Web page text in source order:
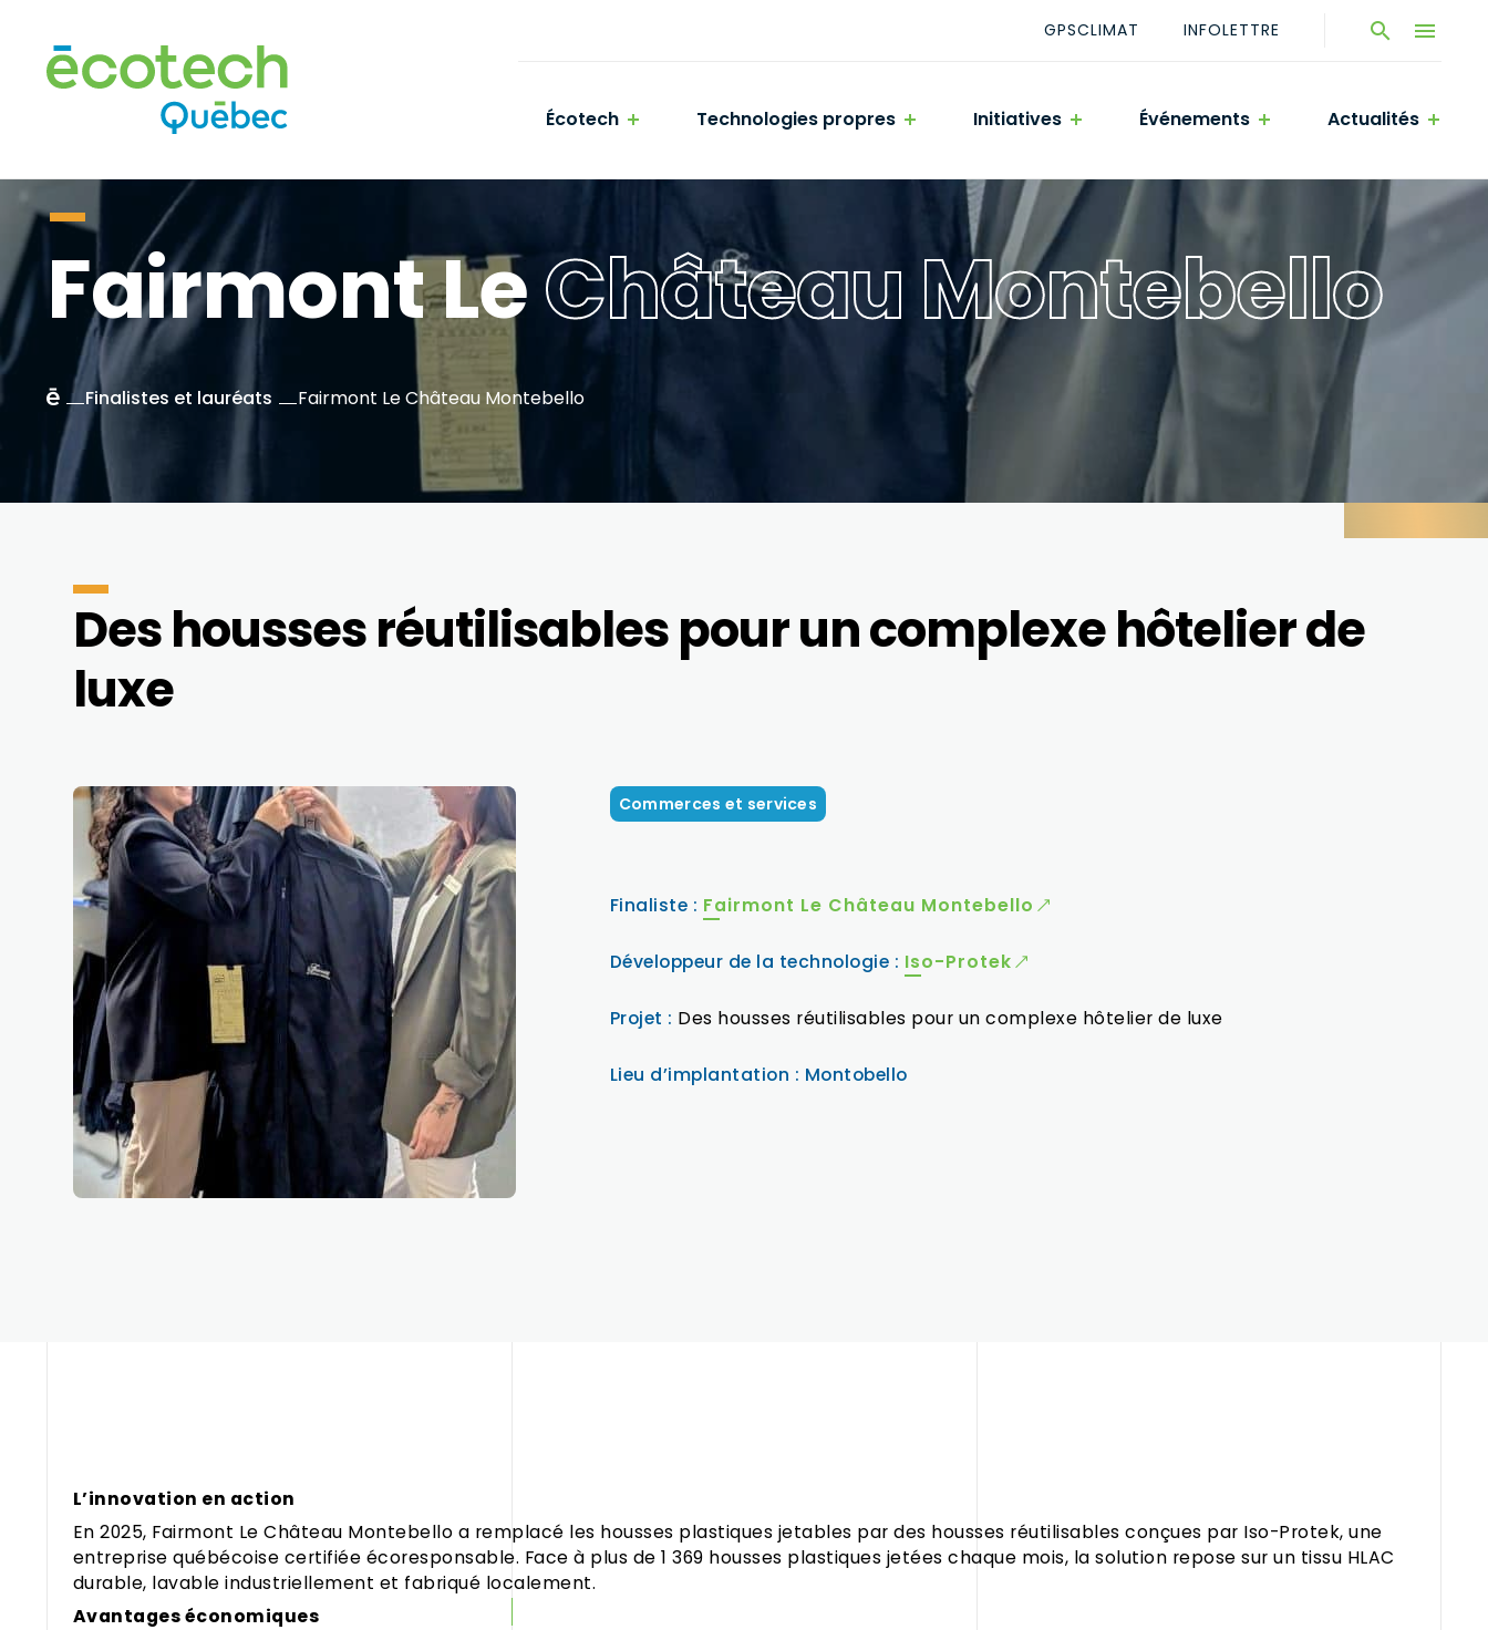
GPSCLIMAT INFOLETTRE
de
Ouvrir
Écotech Technologies propres Initiatives Événements Actualités
Fairmont LeChâteau Montebello
Accueil
Finalistes et lauréats Fairmont Le Château Montebello
Des housses réutilisables pour un complexe hôtelier de
luxe
Commerces et services
Finaliste : Fairmont Le Château Montebello
Développeur de la technologie : Iso-Protek
Projet : Des housses réutilisables pour un complexe hôtelier de luxe
Lieu d’implantation : Montobello
L’innovation en action
En 2025, Fairmont Le Château Montebello a remplacé les housses plastiques jetables par des housses réutilisables conçues par Iso-Protek, une
entreprise québécoise certifiée écoresponsable. Face à plus de 1 369 housses plastiques jetées chaque mois, la solution repose sur un tissu HLAC
durable, lavable industriellement et fabriqué localement.
Avantages économiques